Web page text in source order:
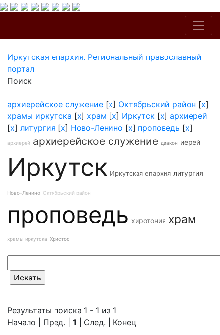
Иркутская епархия. Региональный православный
портал
Поиск
архиерейское служение [x] Октябрьский район [x]
храмы иркутска [x] храм [x] Иркутск [x] архиерей
[x] литургия [x] Ново-Ленино [x] проповедь [x]
архиерей архиерейское служение диакон иерей
Иркутск Иркутская епархия литургия
Ново-Ленино Октябрьский район
проповедь хиротония храм
храмы иркутска Христос
Результаты поиска 1 - 1 из 1
Начало | Пред. | 1 | След. | Конец